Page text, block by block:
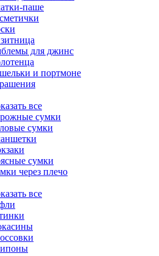
паше
для джинс
и портмоне
все
сумки
сумки
сумки
через плечо
все